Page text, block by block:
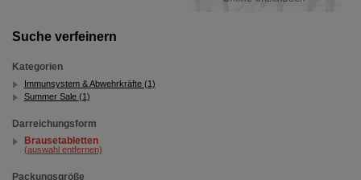
Suche verfeinern
Kategorien
Immunsystem & Abwehrkräfte (1)
Summer Sale (1)
Darreichungsform
Brausetabletten
(auswahl entfernen)
Packungsgröße